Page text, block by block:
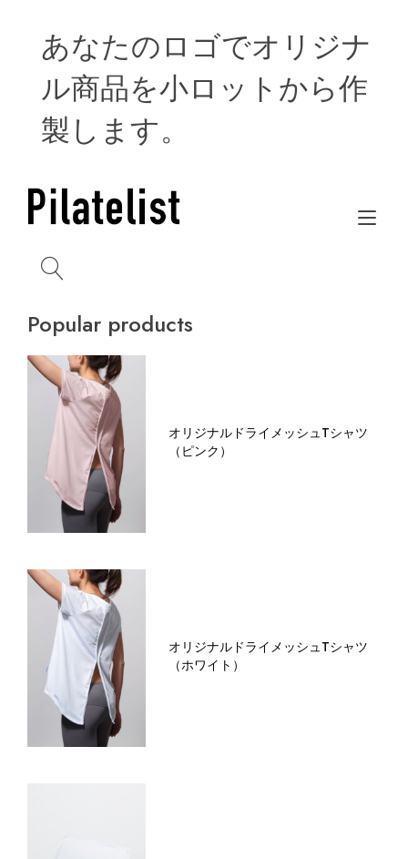
あなたのロゴでオリジナ
ル商品を小ロットから作
製します。
Popular products
オリジナルドライメッシュTシャツ
（ピンク）
オリジナルドライメッシュTシャツ
（ホワイト）